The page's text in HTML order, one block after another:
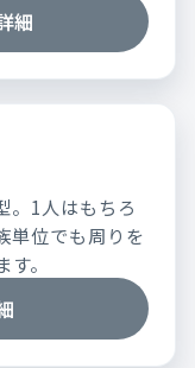
細
。1人はもちろ
単位でも周りを
。